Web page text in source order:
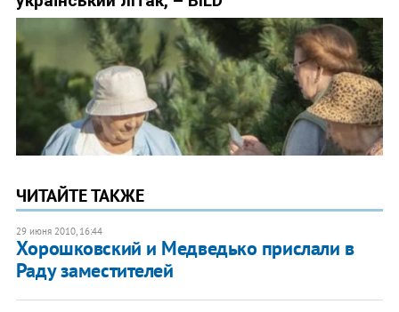
ЧИТАЙТЕ ТАКЖЕ
29 июня 2010, 16:44
Хорошковский и Медведько прислали в
Раду заместителей